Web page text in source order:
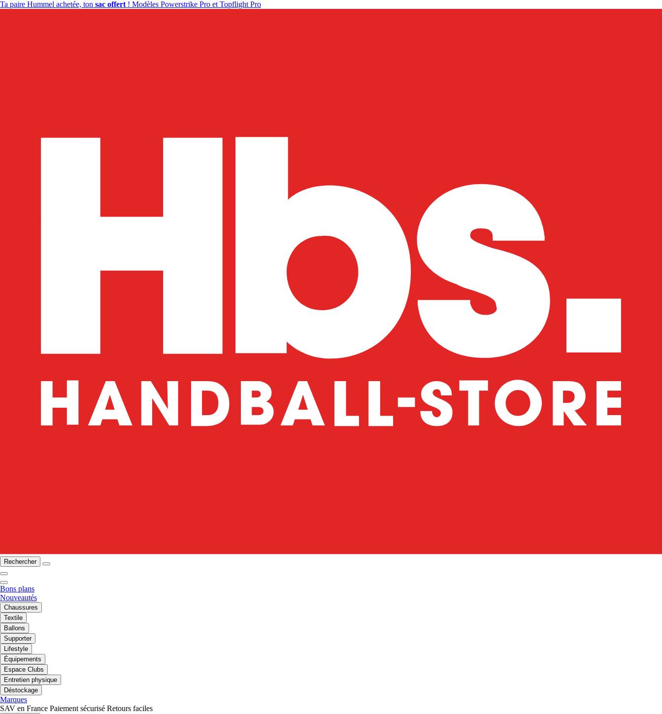
Ta paire Hummel achetée, ton sac offert ! Modèles Powerstrike Pro et Topflight Pro
Rechercher
Bons plans
Nouveautés
Chaussures
Textile
Ballons
Supporter
Lifestyle
Équipements
Espace Clubs
Entretien physique
Déstockage
Marques
SAV en France Paiement sécurisé Retours faciles